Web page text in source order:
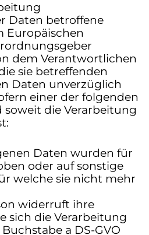
Daten betroffene
Europäischen
dem Verantwortlichen
sie betreffenden
Daten unverzüglich
einer der folgenden
die Verarbeitung
Daten wurden für
oder auf sonstige
welche sie nicht mehr
widerruft ihre
sich die Verarbeitung
a DS-GVO